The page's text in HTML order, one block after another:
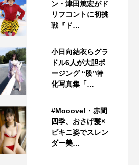
ン・津田篤宏がド
リフコントに初挑
戦『ド…
小日向結衣らグラ
ドル6人が大胆ポ
ージング “股”特
化写真集「…
#Mooove!・赤間
四季、おさげ髪×
ビキニ姿でスレン
ダー美…